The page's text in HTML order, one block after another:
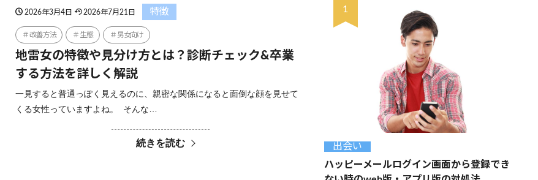
2026年3月4日 2026年7月21日 特徴
改善方法 生態 男女向け
地雷女の特徴や見分け方とは？診断チェック&卒業
する方法を詳しく解説
一見すると普通っぽく見えるのに、親密な関係になると面倒な顔を見せて
くる女性っていますよね。 そんな…
続きを読む
出会い
ハッピーメールログイン画面から登録でき